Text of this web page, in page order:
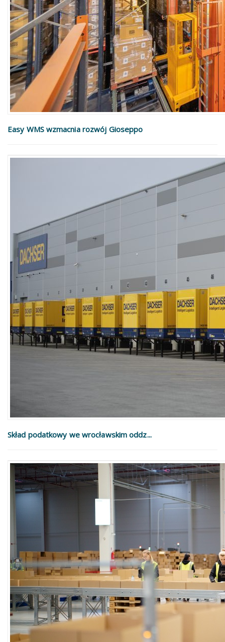
Easy WMS wzmacnia rozwój Gioseppo
Skład podatkowy we wrocławskim oddz...